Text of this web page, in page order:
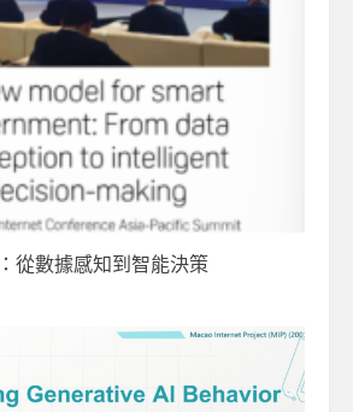
從數據感知到智能決策